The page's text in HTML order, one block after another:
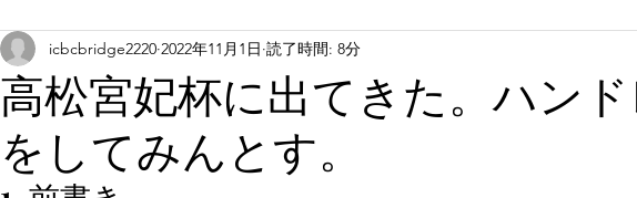
高松宮妃杯に出てきた。ハン
をしてみんとす。
icbcbridge2220 2022年11月1日 読了時間: 8分